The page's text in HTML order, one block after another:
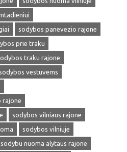
sodybos panevezio rajone
prie traku
traku rajone
sodybos vestuvems
rajone
sodybos vilniaus rajone
sodybos vilniuje
sodybu nuoma alytaus rajone